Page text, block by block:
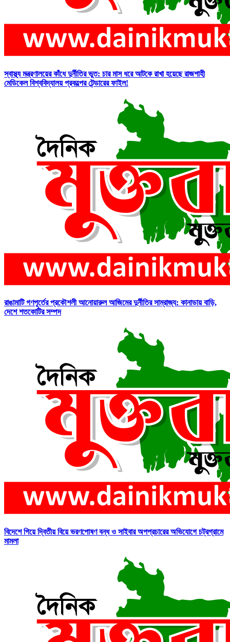
স্বাস্থ্য মন্ত্রণালয়ের কাঁধে দুর্নীতির ভুত: চার মাস ধরে আটকে রাখা হয়েছে রাজশাহী
মেডিকেল বিশ্ববিদ্যালয় প্রকল্পের টেন্ডারের ফাইল!
রাঙামাটি গণপূর্তের প্রকৌশলী আনোয়ারুল আজিমের দুর্নীতির সাম্রাজ্য: কানাডায় বাড়ি,
দেশে শতকোটির সম্পদ
বিদেশে গিয়ে দ্বিতীয় বিয়ে ভরণপোষণ বন্ধ ও সাইবার অপপ্রচারের অভিযোগে চট্রগ্রামে
মামলা